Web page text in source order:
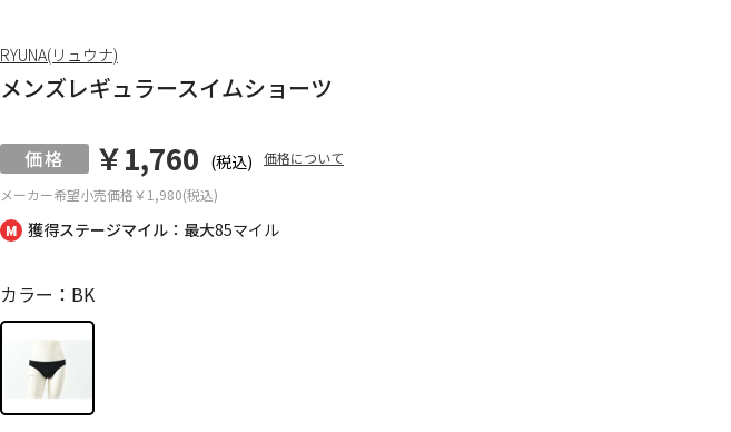
獲得ステージマイル：最大85マイル
メンズレギュラースイムショーツ
メーカー希望小売価格￥1,980(税込)
￥1,760 (税込) 価格について
カラー：BK
RYUNA(リュウナ)